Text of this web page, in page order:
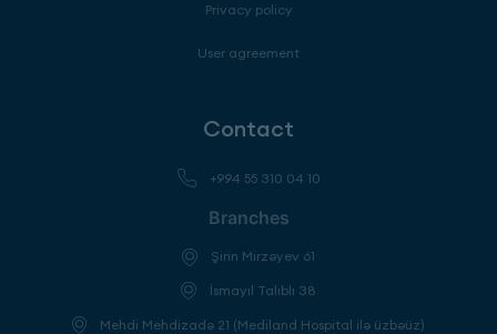
Privacy policy
User agreement
Contact
+994 55 310 04 10
Branches
Şirin Mirzəyev 61
İsmayıl Talıblı 38
Mehdi Mehdizadə 21 (Mediland Hospital ilə üzbəüz)